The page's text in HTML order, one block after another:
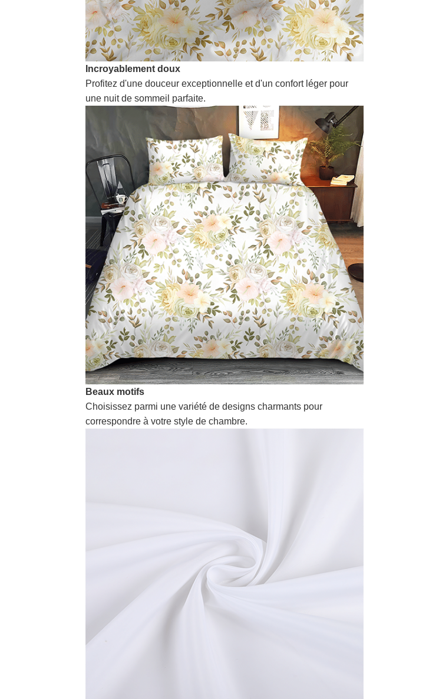
Incroyablement doux
Profitez d'une douceur exceptionnelle et d'un confort léger pour
une nuit de sommeil parfaite.
Beaux motifs
Choisissez parmi une variété de designs charmants pour
correspondre à votre style de chambre.